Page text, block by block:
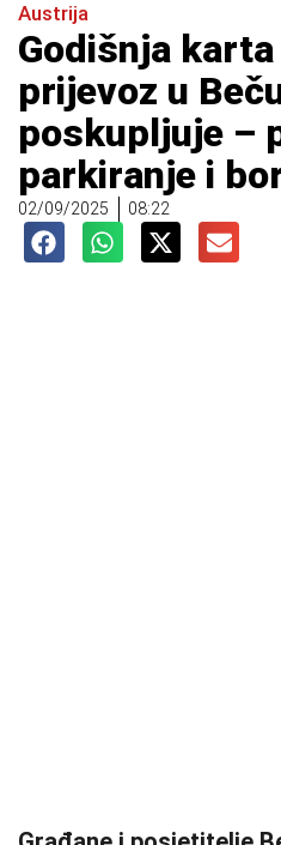
Austrija
Godišnja
prijevoz u
poskupljuje –
parkiranje i
02/09/2025 08:22